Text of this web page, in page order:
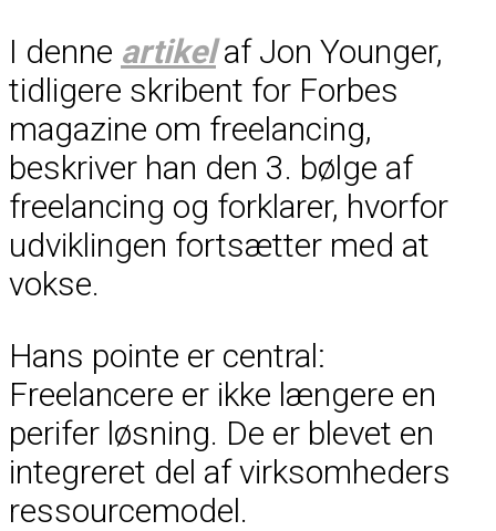
I denne artikel af Jon Younger,
tidligere skribent for Forbes
magazine om freelancing,
beskriver han den 3. bølge af
freelancing og forklarer, hvorfor
udviklingen fortsætter med at
vokse.
Hans pointe er central:
Freelancere er ikke længere en
perifer løsning. De er blevet en
integreret del af virksomheders
ressourcemodel.